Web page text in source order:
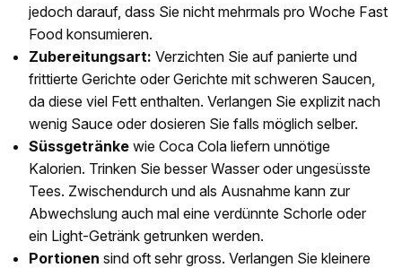
jedoch darauf, dass Sie nicht mehrmals pro Woche Fast
Food konsumieren.
Zubereitungsart: Verzichten Sie auf panierte und
frittierte Gerichte oder Gerichte mit schweren Saucen,
da diese viel Fett enthalten. Verlangen Sie explizit nach
wenig Sauce oder dosieren Sie falls möglich selber.
Süssgetränke wie Coca Cola liefern unnötige
Kalorien. Trinken Sie besser Wasser oder ungesüsste
Tees. Zwischendurch und als Ausnahme kann zur
Abwechslung auch mal eine verdünnte Schorle oder
ein Light-Getränk getrunken werden.
Portionen sind oft sehr gross. Verlangen Sie kleinere